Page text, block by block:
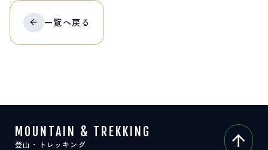
一覧へ戻る
MOUNTAIN & TREKKING
登山・トレッキング